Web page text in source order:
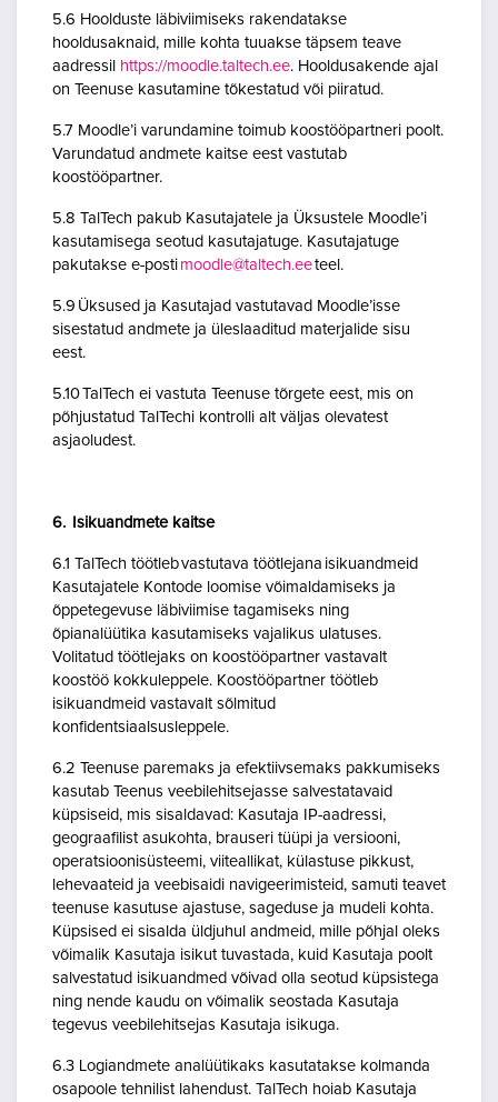
5.6 Hoolduste läbiviimiseks rakendatakse
hooldusaknaid, mille kohta tuuakse täpsem teave
aadressil https://moodle.taltech.ee. Hooldusakende ajal
on Teenuse kasutamine tõkestatud või piiratud.
5.7 Moodle’i varundamine toimub koostööpartneri poolt.
Varundatud andmete kaitse eest vastutab
koostööpartner.
5.8 TalTech pakub Kasutajatele ja Üksustele Moodle’i
kasutamisega seotud kasutajatuge. Kasutajatuge
pakutakse e-posti moodle@taltech.eeteel.
5.9 Üksused ja Kasutajad vastutavad Moodle’isse
sisestatud andmete ja üleslaaditud materjalide sisu
eest.
5.10 TalTech ei vastuta Teenuse tõrgete eest, mis on
põhjustatud TalTechi kontrolli alt väljas olevatest
asjaoludest.
6. Isikuandmete kaitse
6.1 TalTech töötleb vastutava töötlejana isikuandmeid
Kasutajatele Kontode loomise võimaldamiseks ja
õppetegevuse läbiviimise tagamiseks ning
õpianalüütika kasutamiseks vajalikus ulatuses.
Volitatud töötlejaks on koostööpartner vastavalt
koostöö kokkuleppele. Koostööpartner töötleb
isikuandmeid vastavalt sõlmitud
konfidentsiaalsusleppele.
6.2 Teenuse paremaks ja efektiivsemaks pakkumiseks
kasutab Teenus veebilehitsejasse salvestatavaid
küpsiseid, mis sisaldavad: Kasutaja IP-aadressi,
geograafilist asukohta, brauseri tüüpi ja versiooni,
operatsioonisüsteemi, viiteallikat, külastuse pikkust,
lehevaateid ja veebisaidi navigeerimisteid, samuti teavet
teenuse kasutuse ajastuse, sageduse ja mudeli kohta.
Küpsised ei sisalda üldjuhul andmeid, mille põhjal oleks
võimalik Kasutaja isikut tuvastada, kuid Kasutaja poolt
salvestatud isikuandmed võivad olla seotud küpsistega
ning nende kaudu on võimalik seostada Kasutaja
tegevus veebilehitsejas Kasutaja isikuga.
6.3 Logiandmete analüütikaks kasutatakse kolmanda
osapoole tehnilist lahendust. TalTech hoiab Kasutaja